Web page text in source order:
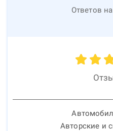
Ответов
Авторские и